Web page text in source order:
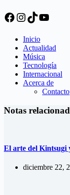
Facebook
Instagram
TikTok
Inicio
Actualidad
Música
Tecnología
Internacional
Acerca de
Contacto
Notas
El arte del Kintsugi
diciembre 22,